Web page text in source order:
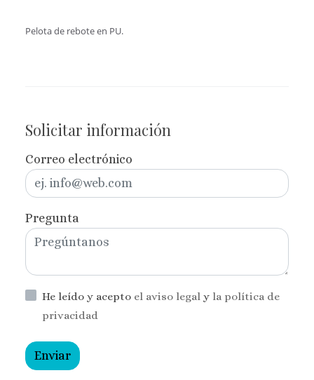
Pelota de rebote en PU.
Solicitar información
Correo electrónico
Pregunta
He leído y acepto el aviso legal y la política de
privacidad
Enviar